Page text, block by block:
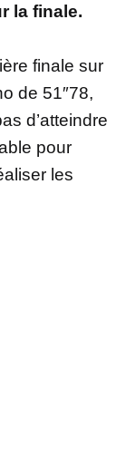
la finale.
finale sur
de 51″78,
d’atteindre
pour
les